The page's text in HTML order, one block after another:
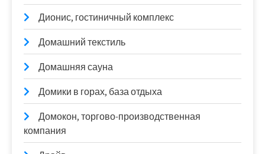
Дионис, гостиничный комплекс
Домашний текстиль
Домашняя сауна
Домики в горах, база отдыха
Домокон, торгово-производственная
компания